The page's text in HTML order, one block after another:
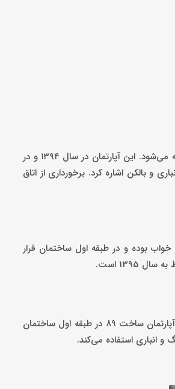
یک آپارتمان ۸۰ متری دو خواب و خوش نقشه در تهرانپارس شرقی با قیمت ۲ میلیارد و ۳۵۰ میلیون تومان فروخته می‌شود. این آپارتمان در سال ۱۳۹۴ و در
می‌توان به آسانسور، پارکینگ، انباری و بالکن اشاره کرد. برخورداری از اتاق
این آپارتمان دو خواب بوده و در طبقه اول ساختمان قرار
است.
قیمت یک آپارتمان ۸۰ متری دو خواب و تک واحدی در تهرانپارس شرقی ۶ میلیارد و ۵۰۰ میلیون تومان است. این آپارتمان ساخت 89 در طبقه اول ساختمان
و انباری استفاده می‌کند.